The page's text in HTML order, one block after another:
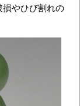
やひび割れの